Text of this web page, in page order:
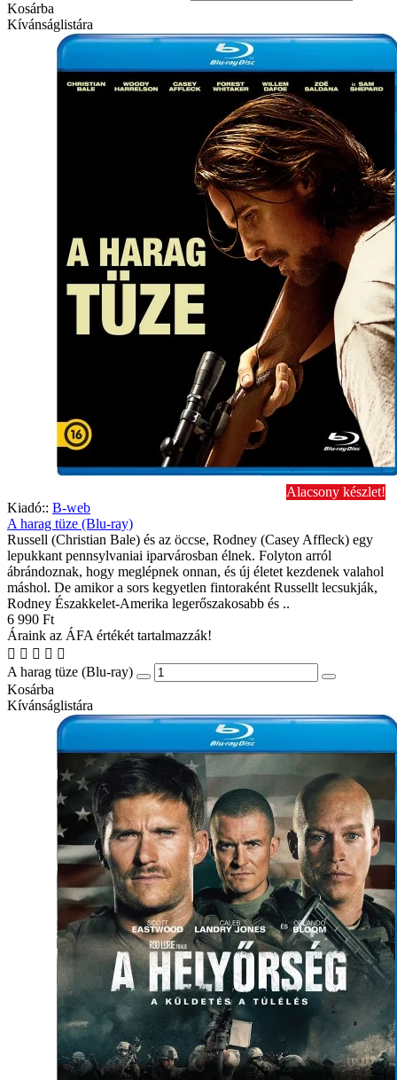
Kosárba
Kívánságlistára
Alacsony készlet!
Kiadó:: B-web
A harag tüze (Blu-ray)
Russell (Christian Bale) és az öccse, Rodney (Casey Affleck) egy
lepukkant pennsylvaniai iparvárosban élnek. Folyton arról
ábrándoznak, hogy meglépnek onnan, és új életet kezdenek valahol
máshol. De amikor a sors kegyetlen fintoraként Russellt lecsukják,
Rodney Északkelet-Amerika legerőszakosabb és ..
6 990 Ft
Áraink az ÁFA értékét tartalmazzák!
A harag tüze (Blu-ray)
Kosárba
Kívánságlistára